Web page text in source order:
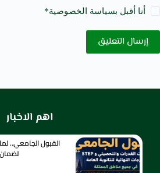
أنا أقبل بسياسة الخصوصية*
إرسال التعليق
اهم الاخبار
القبول الجامعي..